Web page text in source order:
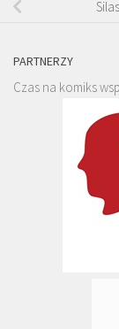
PARTNERZY
Czas na komiks